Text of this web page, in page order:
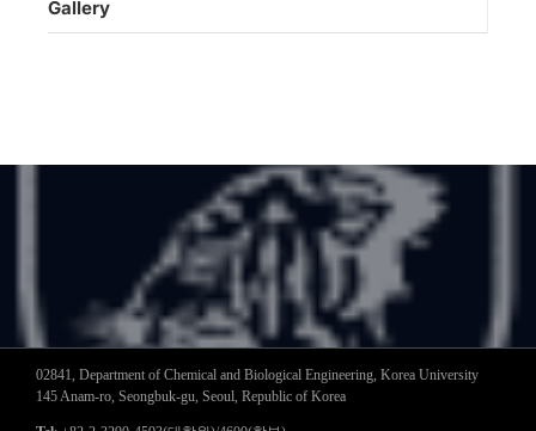
Gallery
02841, Department of Chemical and Biological Engineering, Korea University
145 Anam-ro, Seongbuk-gu, Seoul, Republic of Korea